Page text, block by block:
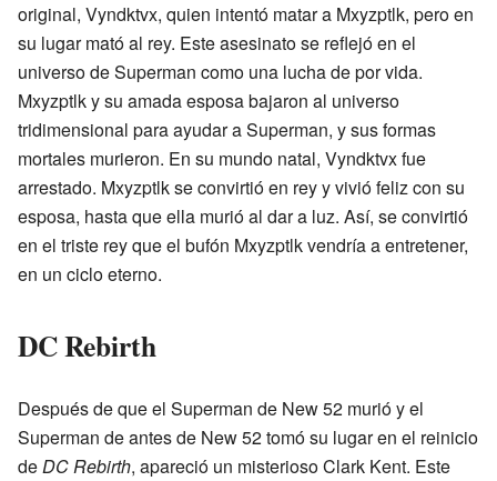
original, Vyndktvx, quien intentó matar a Mxyzptlk, pero en
su lugar mató al rey. Este asesinato se reflejó en el
universo de Superman como una lucha de por vida.
Mxyzptlk y su amada esposa bajaron al universo
tridimensional para ayudar a Superman, y sus formas
mortales murieron. En su mundo natal, Vyndktvx fue
arrestado. Mxyzptlk se convirtió en rey y vivió feliz con su
esposa, hasta que ella murió al dar a luz. Así, se convirtió
en el triste rey que el bufón Mxyzptlk vendría a entretener,
en un ciclo eterno.
DC Rebirth
Después de que el Superman de New 52 murió y el
Superman de antes de New 52 tomó su lugar en el reinicio
deDC Rebirth, apareció un misterioso Clark Kent. Este